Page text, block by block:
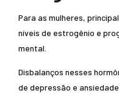
Para as mulheres,
níveis de estrogênio e
mental.
Disbalanços nesses
de depressão e ansiedade.